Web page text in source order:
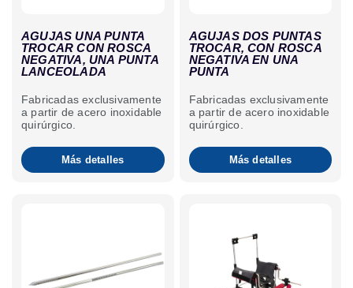
AGUJAS UNA PUNTA
TROCAR CON ROSCA
NEGATIVA, UNA PUNTA
LANCEOLADA
Fabricadas exclusivamente
a partir de acero inoxidable
quirúrgico.
Más detalles
AGUJAS DOS PUNTAS
TROCAR, CON ROSCA
NEGATIVA EN UNA
PUNTA
Fabricadas exclusivamente
a partir de acero inoxidable
quirúrgico.
Más detalles